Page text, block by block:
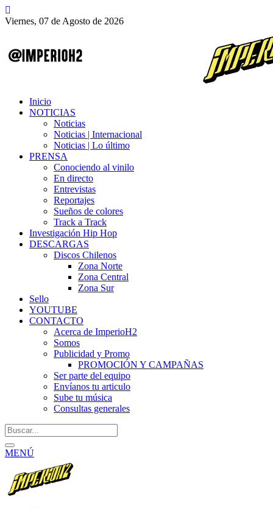
Viernes, 07 de Agosto de 2026
Inicio
NOTICIAS
Noticias
Noticias | Internacional
Noticias | Lo último
PRENSA
Conociendo al vinilo
En directo
Entrevistas
Reportajes
Sueños de colores
Track a Track
Investigación Hip Hop
DESCARGAS
Discos Chilenos
Zona Norte
Zona Central
Zona Sur
Sello
YOUTUBE
CONTACTO
Acerca de ImperioH2
Somos
Publicidad y Promo
PROMOCIÓN Y CAMPAÑAS
Ser parte del equipo
Envíanos tu articulo
Sube tu música
Consultas generales
MENÚ